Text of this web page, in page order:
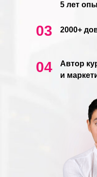
5 лет
03 2000+
04
Автор
и